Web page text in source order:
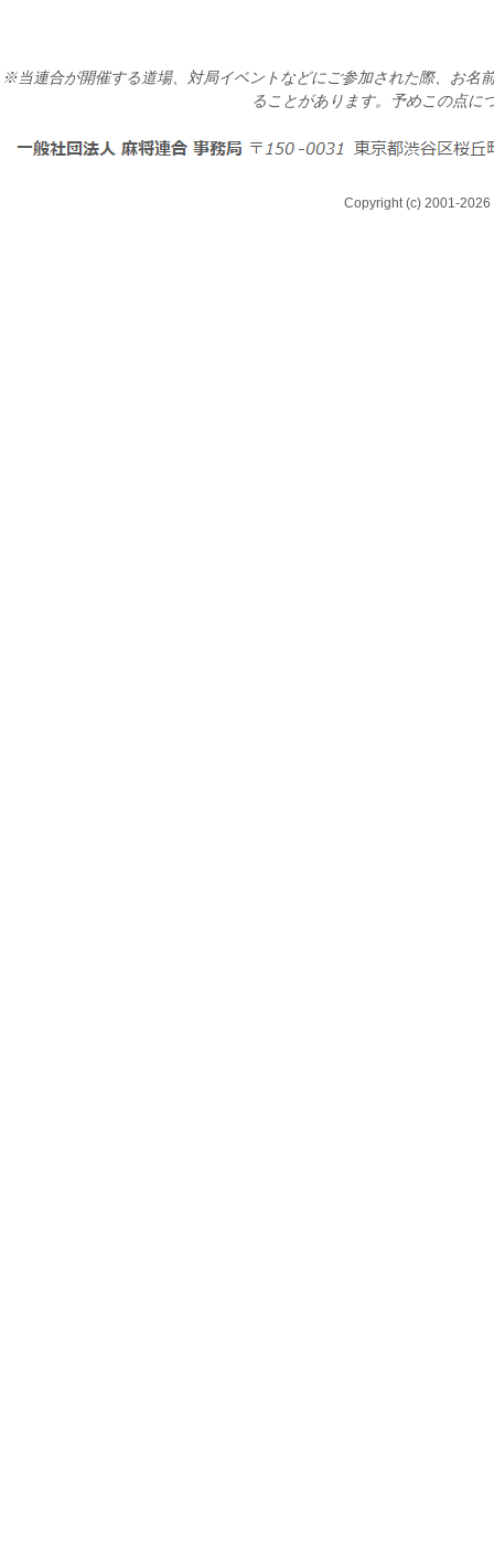
※当連合が開催する道場、対局イベントなどにご参加された際、お名
ることがあります。予めこの点に
Copyright (c) 2001-